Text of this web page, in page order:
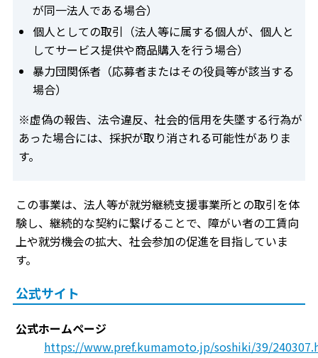
が同一法人である場合）
個人としての取引（法人等に属する個人が、個人と
してサービス提供や商品購入を行う場合）
暴力団関係者（応募者またはその役員等が該当する
場合）
※虚偽の報告、法令違反、社会的信用を失墜する行為が
あった場合には、採択が取り消される可能性がありま
す。
この事業は、法人等が就労継続支援事業所との取引を体
験し、継続的な契約に繋げることで、障がい者の工賃向
上や就労機会の拡大、社会参加の促進を目指していま
す。
公式サイト
公式ホームページ
https://www.pref.kumamoto.jp/soshiki/39/